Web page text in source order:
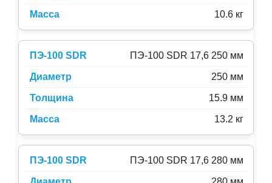
10.6 кг
ПЭ-100 SDR 17,6 250 мм
250 мм
15.9 мм
13.2 кг
ПЭ-100 SDR 17,6 280 мм